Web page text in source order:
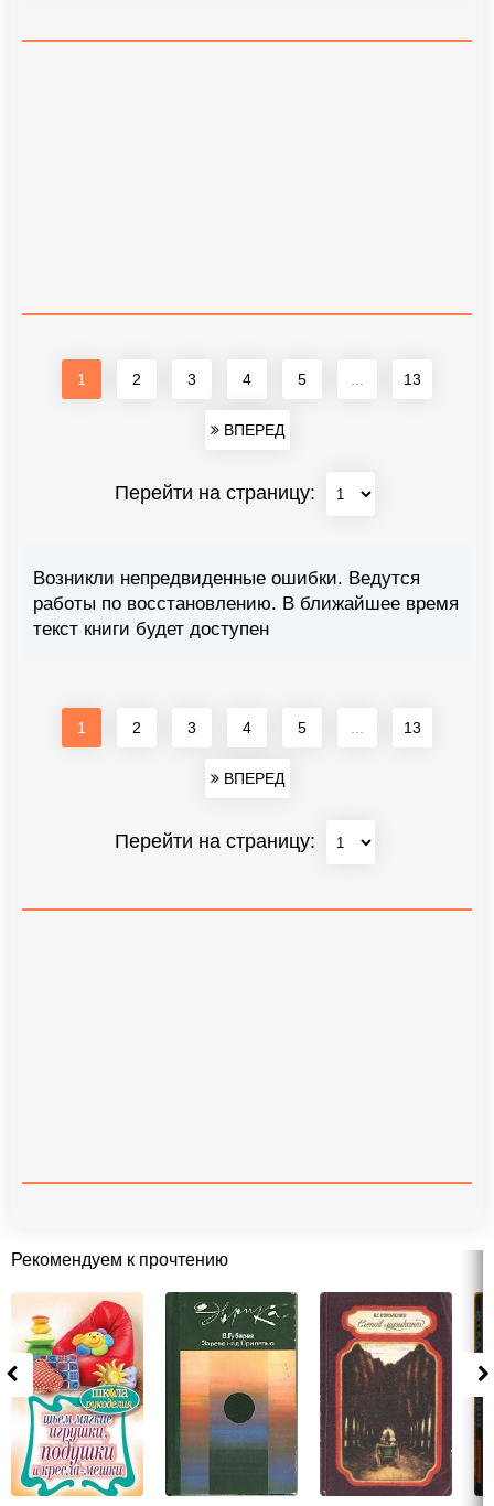
1 2 3 4 5 13
ВПЕРЕД
Перейти на страницу:
Возникли непредвиденные ошибки. Ведутся
работы по восстановлению. В ближайшее время
текст книги будет доступен
1 2 3 4 5 13
ВПЕРЕД
Перейти на страницу:
Рекомендуем к прочтению